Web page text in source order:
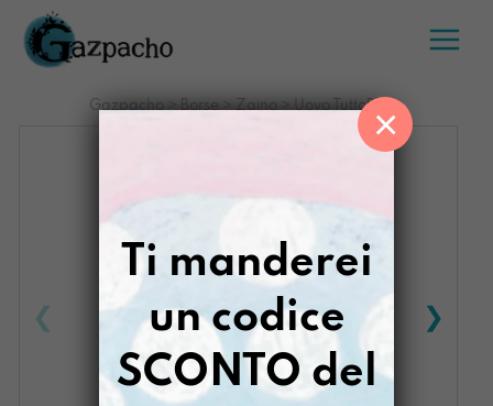
Salta
contenuto
Gazpacho > Borse > Zaino > Uovo TuttoBlu
Ti manderei
un codice
SCONTO del
×